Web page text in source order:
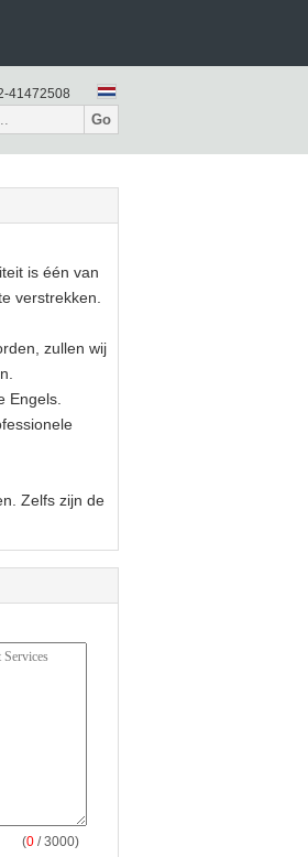
41472508
Go
is één van
verstrekken.
zullen wij
Engels.
Zelfs zijn de
(0 / 3000)